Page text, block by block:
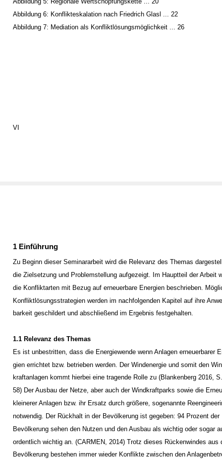
VI
Abbildung 6: Konflikteskalation nach Friedrich Glasl ... 22
Abbildung 7: Mediation als Konfliktlösungsmöglichkeit ... 26
1 Einführung
Zu Beginn dieser Seminararbeit wird die Relevanz des Themas
die Zielsetzung und Problemstellung aufgezeigt. Im Hauptteil der Arbeit
die Konfliktarten mit Bezug auf erneuerbare Energien beschrieben.
Konfliktlösungsstrategien werden im nachfolgenden Kapitel auf ihre
barkeit geschildert und abschließend im Ergebnis festgehalten.
1.1 Relevanz des Themas
Es ist unbestritten, dass die Energiewende wenn Anlagen erneuerbarer
gien errichtet bzw. betrieben werden. Der Windenergie und somit den
kraftanlagen kommt hierbei eine tragende Rolle zu (Blankenberg 2016,
58) Der Ausbau der Netze, aber auch der Windkraftparks sowie die
kleinerer Anlagen bzw. ihr Ersatz durch größere, sogenannte
notwendig. Der Rückhalt in der Bevölkerung ist gegeben: 94 Prozent der
Bevölkerung sehen den Nutzen und den Ausbau als wichtig oder sogar
ordentlich wichtig an. (CARMEN, 2014) Trotz dieses Rückenwindes aus
Bevölkerung bestehen immer wieder Konflikte zwischen den